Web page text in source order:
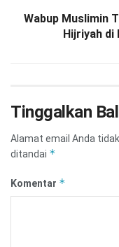
Wabup Muslimin
Hijriyah di
Tinggalkan
Alamat email Anda
ditandai *
Komentar *